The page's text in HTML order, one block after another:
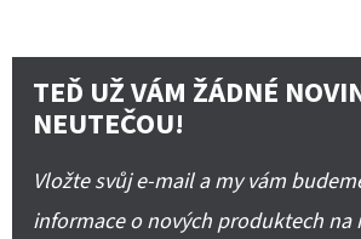
TEĎ UŽ VÁM ŽÁDNÉ
NEUTEČOU!
Vložte svůj e-mail a my vám
informace o nových produktech na